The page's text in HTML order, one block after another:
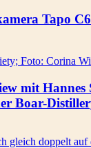
Tapo
mit Hannes
Boar-